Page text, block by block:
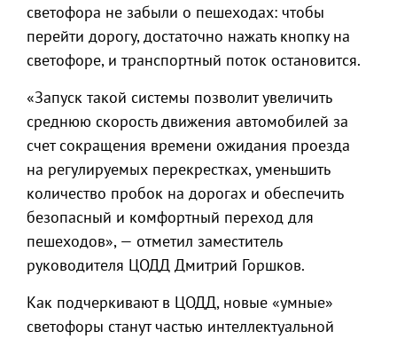
светофора не забыли о пешеходах: чтобы
перейти дорогу, достаточно нажать кнопку на
светофоре, и транспортный поток остановится.
«Запуск такой системы позволит увеличить
среднюю скорость движения автомобилей за
счет сокращения времени ожидания проезда
на регулируемых перекрестках, уменьшить
количество пробок на дорогах и обеспечить
безопасный и комфортный переход для
пешеходов», — отметил заместитель
руководителя ЦОДД Дмитрий Горшков.
Как подчеркивают в ЦОДД, новые «умные»
светофоры станут частью интеллектуальной